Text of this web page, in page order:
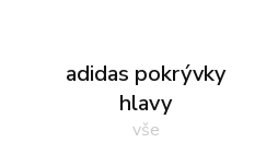
adidas pokrývky
hlavy
vše